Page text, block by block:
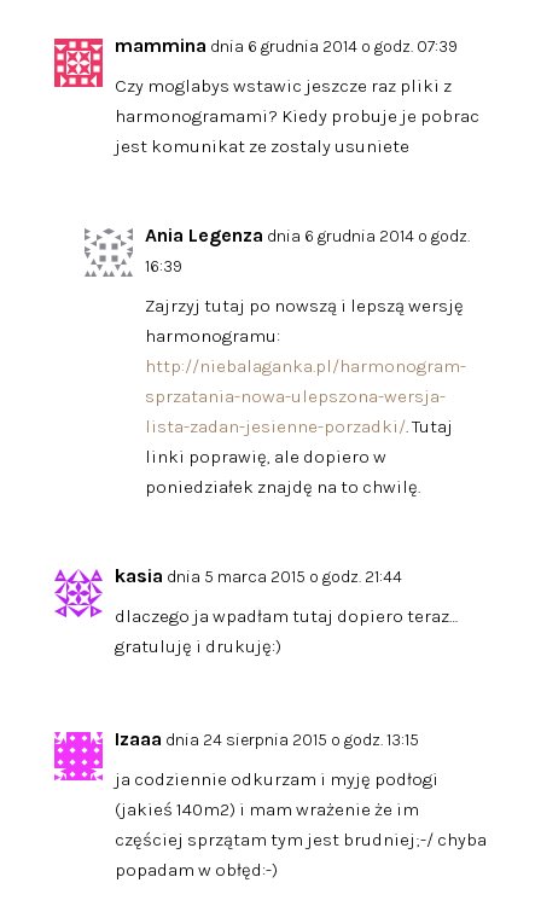
mammina dnia 6 grudnia 2014 o godz. 07:39
Czy moglabys wstawic jeszcze raz pliki z
harmonogramami? Kiedy probuje je pobrac
jest komunikat ze zostaly usuniete
Ania Legenza dnia 6 grudnia 2014 o godz.
16:39
Zajrzyj tutaj po nowszą i lepszą wersję
harmonogramu:
http://niebalaganka.pl/harmonogram-
sprzatania-nowa-ulepszona-wersja-
lista-zadan-jesienne-porzadki/. Tutaj
linki poprawię, ale dopiero w
poniedziałek znajdę na to chwilę.
kasia dnia 5 marca 2015 o godz. 21:44
dlaczego ja wpadłam tutaj dopiero teraz…
gratuluję i drukuję:)
Izaaa dnia 24 sierpnia 2015 o godz. 13:15
ja codziennie odkurzam i myję podłogi
(jakieś 140m2) i mam wrażenie że im
częściej sprzątam tym jest brudniej;-/ chyba
popadam w obłęd:-)